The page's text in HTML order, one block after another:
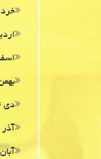
خرداد
اسفند
بهمن
دی ۱۴۰۴
آذر ۱۴۰۴
آبان